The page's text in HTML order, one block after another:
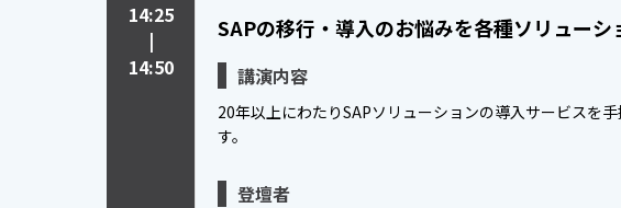
14:25
|
14:50
SAPの移行・導入のお悩みを各種ソリューシ
講演内容
20年以上にわたりSAPソリューションの導入サービスを
す。
登壇者